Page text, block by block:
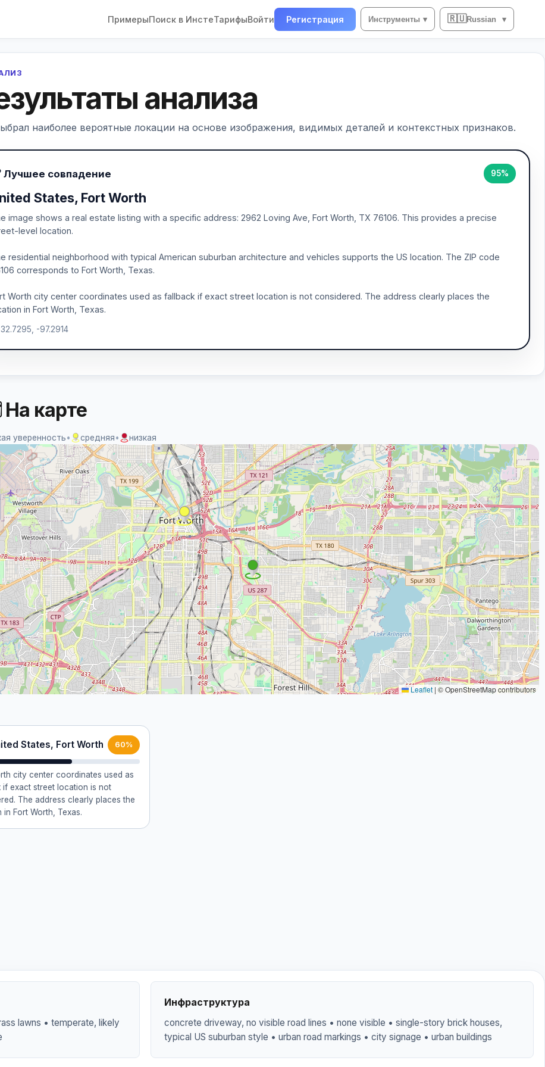
ПримерыПоиск в ИнстеТарифыВойти Регистрация Инструменты ▾ 🇷🇺Russian ▾
анализа
наиболее вероятные локации на основе изображения, видимых деталей и контекстных признаков.
Лучшее совпадение 95%
States, Fort Worth
image shows a real estate listing with a specific address: 2962 Loving Ave, Fort Worth, TX 76106. This provides a precise
level location.
residential neighborhood with typical American suburban architecture and vehicles supports the US location. The ZIP code
corresponds to Fort Worth, Texas.
Worth city center coordinates used as fallback if exact street location is not considered. The address clearly places the
in Fort Worth, Texas.
-97.2914
States, Fort Worth 60%
city center coordinates used as
if exact street location is not
The address clearly places the
in Fort Worth, Texas.
карте
уверенность• средняя• низкая
Leaflet | © OpenStreetMap contributors
lawns • temperate, likely
Инфраструктура
concrete driveway, no visible road lines • none visible • single-story brick houses,
typical US suburban style • urban road markings • city signage • urban buildings